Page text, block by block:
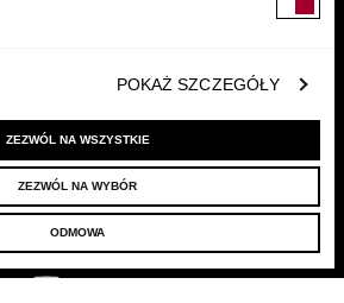
POKAŻ SZCZEGÓŁY
ZEZWÓL NA WSZYSTKIE
ZEZWÓL NA WYBÓR
ODMOWA
POLITYKA PRYWATNOŚCI